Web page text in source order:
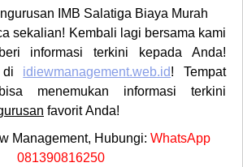
IMB Salatiga Biaya Murah
sekalian! Kembali lagi bersama kami
informasi terkini kepada Anda!
di idiewmanagement.web.id! Tempat
menemukan informasi terkini
favoritAnda!
Management, Hubungi: WhatsApp
081390816250